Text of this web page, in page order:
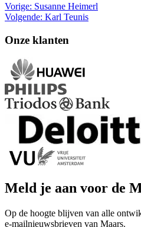
Vorige: Susanne Heimerl
Volgende: Karl Teunis
Onze klanten
Meld je aan voor de
Op de hoogte blijven van alle
e-mailnieuwsbrieven van Maars.